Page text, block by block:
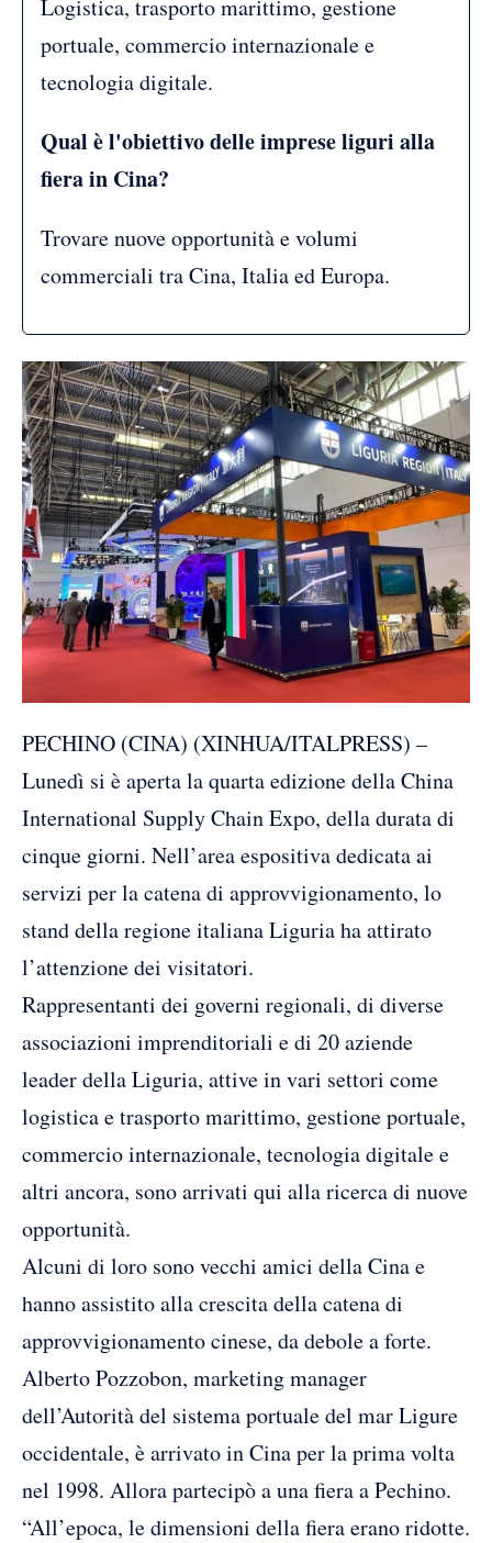
Logistica, trasporto marittimo, gestione
portuale, commercio internazionale e
tecnologia digitale.
Qual è l'obiettivo delle imprese liguri alla
fiera in Cina?
Trovare nuove opportunità e volumi
commerciali tra Cina, Italia ed Europa.
PECHINO (CINA) (XINHUA/ITALPRESS) –
Lunedì si è aperta la quarta edizione della China
International Supply Chain Expo, della durata di
cinque giorni. Nell’area espositiva dedicata ai
servizi per la catena di approvvigionamento, lo
stand della regione italiana Liguria ha attirato
l’attenzione dei visitatori.
Rappresentanti dei governi regionali, di diverse
associazioni imprenditoriali e di 20 aziende
leader della Liguria, attive in vari settori come
logistica e trasporto marittimo, gestione portuale,
commercio internazionale, tecnologia digitale e
altri ancora, sono arrivati qui alla ricerca di nuove
opportunità.
Alcuni di loro sono vecchi amici della Cina e
hanno assistito alla crescita della catena di
approvvigionamento cinese, da debole a forte.
Alberto Pozzobon, marketing manager
dell’Autorità del sistema portuale del mar Ligure
occidentale, è arrivato in Cina per la prima volta
nel 1998. Allora partecipò a una fiera a Pechino.
“All’epoca, le dimensioni della fiera erano ridotte.